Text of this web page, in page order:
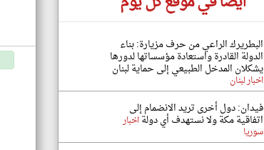
البطريرك الراعي من حرف مزيارة: بناء
الدولة القادرة واستعادة مؤسساتها لدورها
يشكلان المدخل الطبيعي إلى حماية لبنان
اخبار لبنان
فيدان: دول أخرى تريد الانضمام إلى
اتفاقية مكة ولا نستهدف أي دولةاخبار
سوريا